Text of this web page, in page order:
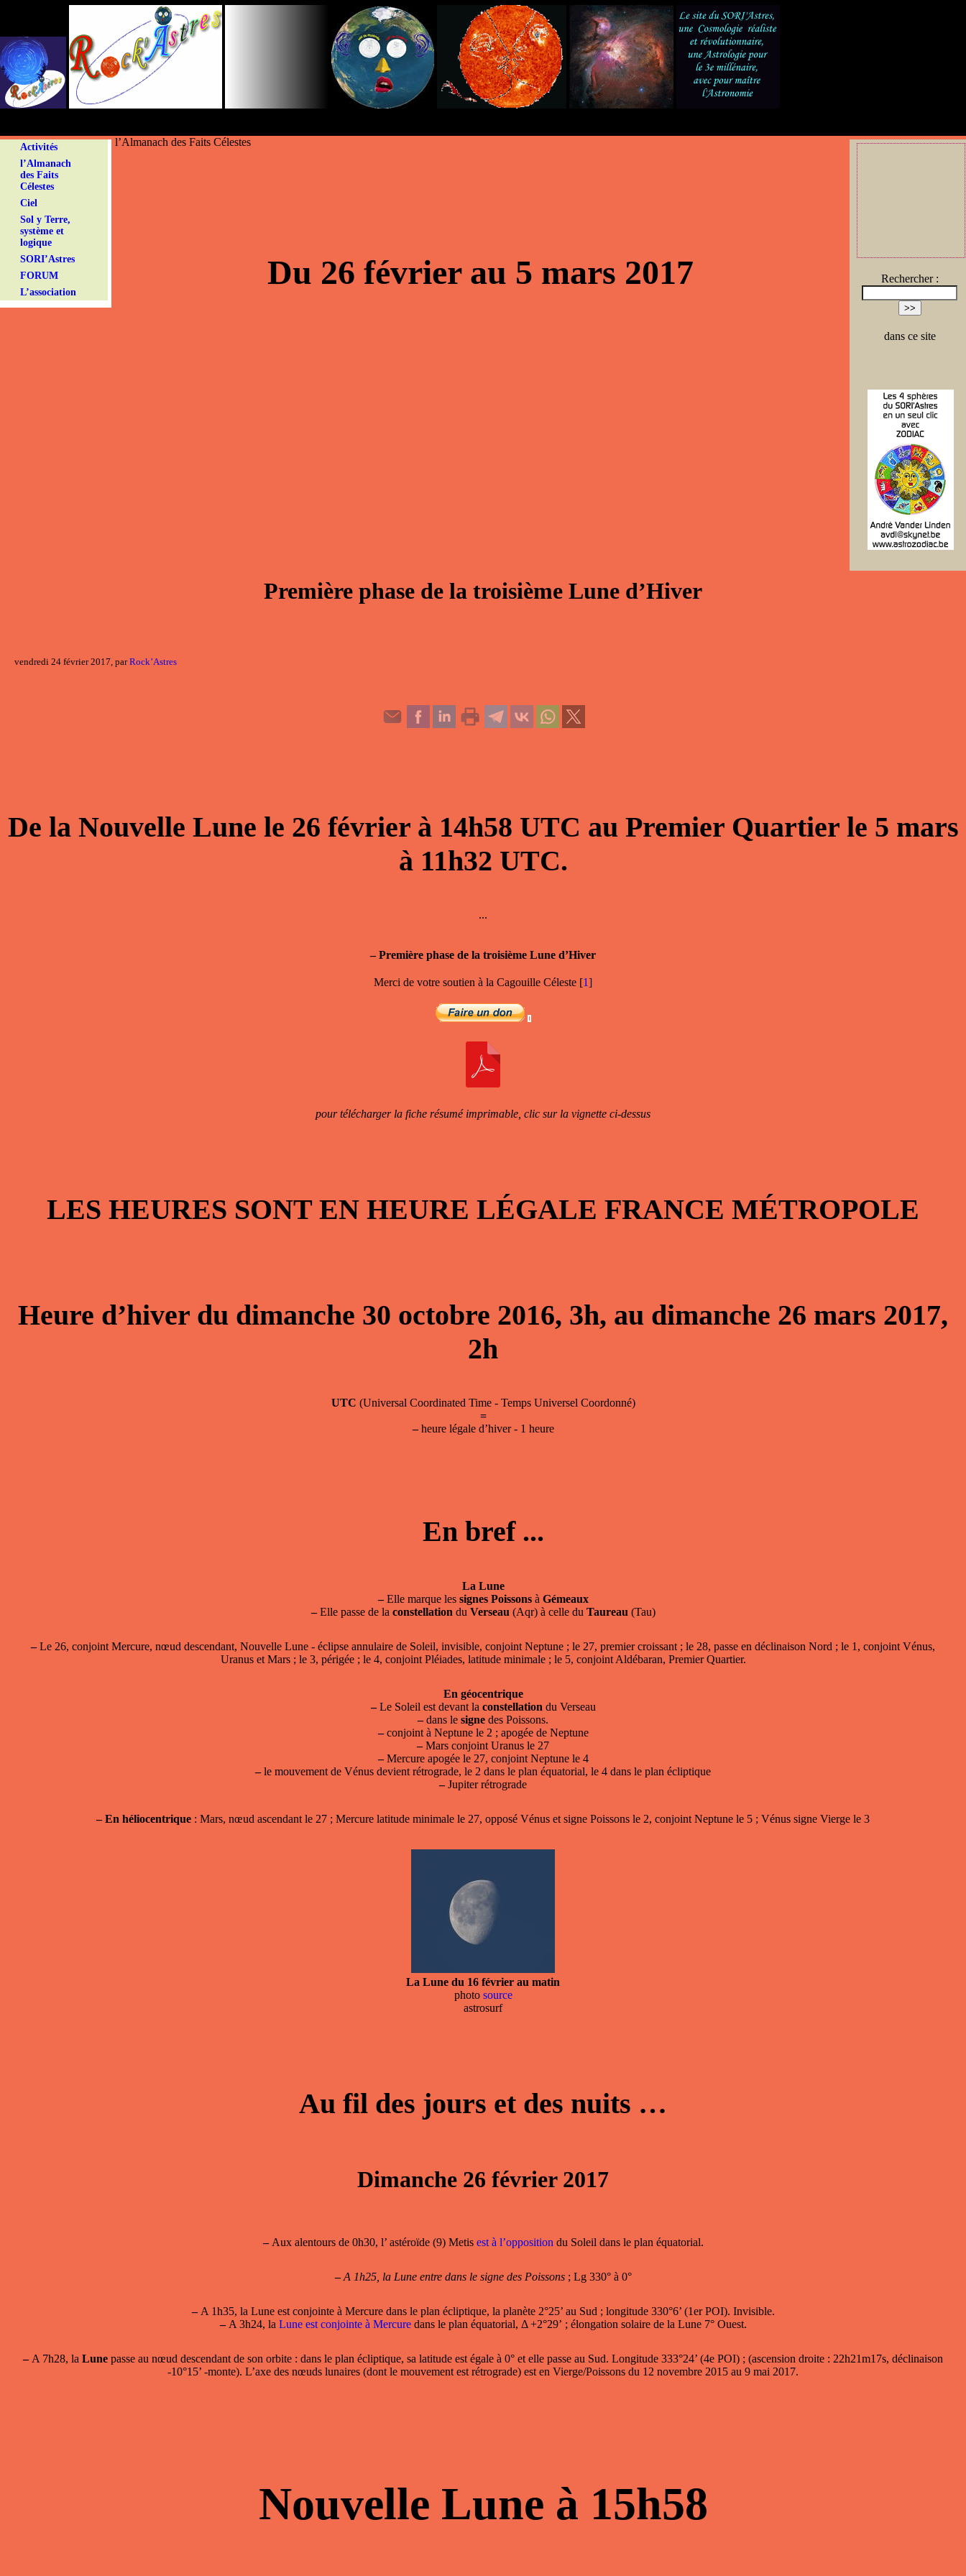
Activités
l’Almanach
des Faits
Célestes
Ciel
Sol y Terre,
système et
logique
SORI’Astres
FORUM
L’association
Rechercher :
dans ce site
l’Almanach des Faits Célestes
Du 26 février au 5 mars 2017
Première phase de la troisième Lune d’Hiver
vendredi 24 février 2017, parRock’Astres
De la Nouvelle Lune le 26 févrierà 14h58 UTC au Premier Quartierle 5 mars
à 11h32 UTC.
...
– Première phase de la troisième Lune d’Hiver
Merci de votre soutien à la Cagouille Céleste [1]
pour télécharger la fiche résumé imprimable, clic sur la vignette ci-dessus
LES HEURES SONT EN HEURE LÉGALE FRANCE MÉTROPOLE
Heure d’hiver du dimanche 30 octobre 2016, 3h, au dimanche 26 mars 2017,
2h
UTC (Universal Coordinated Time - Temps Universel Coordonné)
=
–heure légale d’hiver - 1 heure
En bref ...
La Lune
–Elle marque les signes Poissonsà Gémeaux
–Elle passe de la constellation du Verseau (Aqr) à celle du Taureau (Tau)
–Le 26, conjoint Mercure, nœud descendant, Nouvelle Lune - éclipse annulaire de Soleil, invisible, conjoint Neptune ; le 27, premier croissant ; le 28, passe en déclinaison Nord ; le 1, conjoint Vénus,
Uranus et Mars ; le 3, périgée ; le 4, conjoint Pléiades, latitude minimale ; le 5, conjoint Aldébaran, Premier Quartier.
En géocentrique
–Le Soleil est devant la constellation du Verseau
–dans le signe des Poissons.
–conjoint à Neptune le 2 ; apogée de Neptune
–Mars conjoint Uranus le 27
–Mercure apogée le 27, conjoint Neptune le 4
–le mouvement de Vénus devient rétrograde, le 2 dans le plan équatorial, le 4 dans le plan écliptique
–Jupiter rétrograde
– En héliocentrique : Mars, nœud ascendant le 27 ; Mercure latitude minimale le 27, opposé Vénus et signe Poissons le 2, conjoint Neptune le 5 ; Vénus signe Vierge le 3
La Lune du 16 février au matin
photo source
astrosurf
Au fil des jours et des nuits …
Dimanche 26 février 2017
–Aux alentours de 0h30, l’ astéroïde (9) Metis est à l’opposition du Soleil dans le plan équatorial.
– A 1h25, la Lune entre dans le signe des Poissons; Lg 330° à 0°
–A 1h35, la Lune est conjointe à Mercuredans le plan écliptique, la planète 2°25’ au Sud ; longitude 330°6’ (1er POI). Invisible.
–A 3h24, la Lune est conjointe à Mercuredans le plan équatorial, Δ +2°29’ ; élongation solaire de la Lune 7° Ouest.
–A 7h28, la Lune passe au nœud descendant de son orbite : dans le plan écliptique, sa latitude est égale à 0° et elle passe au Sud. Longitude 333°24’ (4e POI) ; (ascension droite : 22h21m17s, déclinaison
-10°15’ -monte). L’axe des nœuds lunaires (dont le mouvement est rétrograde) est en Vierge/Poissons du 12 novembre 2015 au 9 mai 2017.
Nouvelle Lune à 15h58
Panneau de gestion des cookies